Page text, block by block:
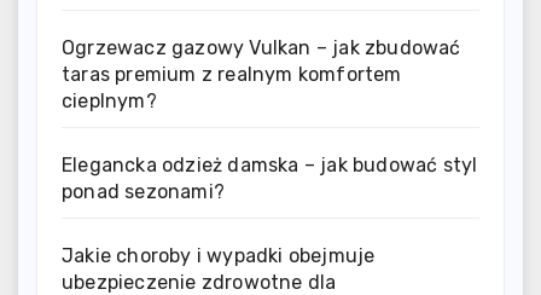
Ogrzewacz gazowy Vulkan – jak zbudować
taras premium z realnym komfortem
cieplnym?
Elegancka odzież damska – jak budować styl
ponad sezonami?
Jakie choroby i wypadki obejmuje
ubezpieczenie zdrowotne dla